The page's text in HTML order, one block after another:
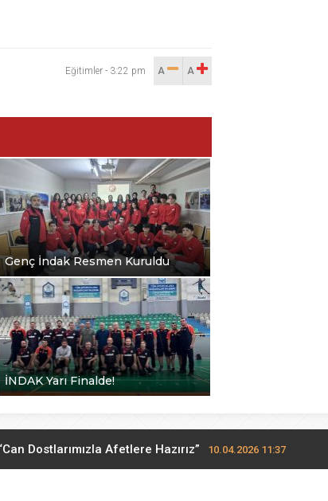
Eğitimler - 3:22 pm A
A
Genç İndak Resmen Kuruldu
İNDAK Yarı Finalde!
Dostlarımızla Afetlere Hazırız” 10.04.2026 11:37